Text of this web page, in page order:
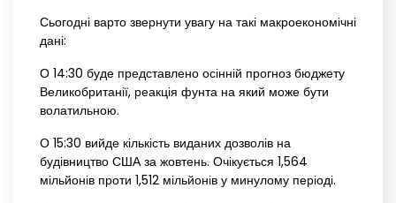
Сьогодні варто звернути увагу на такі макроекономічні
дані:
О 14:30 буде представлено осінній прогноз бюджету
Великобританії, реакція фунта на який може бути
волатильною.
О 15:30 вийде кількість виданих дозволів на
будівництво США за жовтень. Очікується 1,564
мільйонів проти 1,512 мільйонів у минулому періоді.